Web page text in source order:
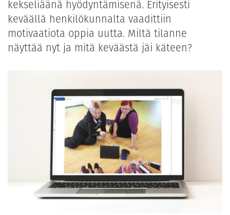
kekseliäänä hyödyntämisenä. Erityisesti
keväällä henkilökunnalta vaadittiin
motivaatiota oppia uutta. Miltä tilanne
näyttää nyt ja mitä keväästä jäi käteen?